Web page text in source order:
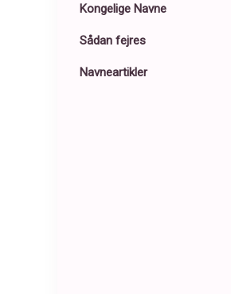
Kongelige Navne
Sådan fejres
Navneartikler